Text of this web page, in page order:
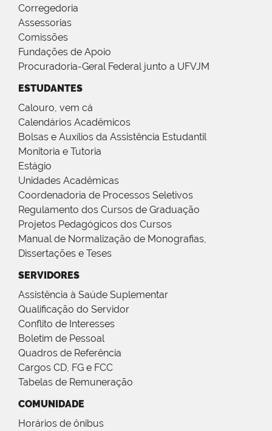
Corregedoria
Assessorias
Comissões
Fundações de Apoio
Procuradoria-Geral Federal junto a UFVJM
ESTUDANTES
Calouro, vem cá
Calendários Acadêmicos
Bolsas e Auxílios da Assistência Estudantil
Monitoria e Tutoria
Estágio
Unidades Acadêmicas
Coordenadoria de Processos Seletivos
Regulamento dos Cursos de Graduação
Projetos Pedagógicos dos Cursos
Manual de Normalização de Monografias,
Dissertações e Teses
SERVIDORES
Assistência à Saúde Suplementar
Qualificação do Servidor
Conflito de Interesses
Boletim de Pessoal
Quadros de Referência
Cargos CD, FG e FCC
Tabelas de Remuneração
COMUNIDADE
Horários de ônibus